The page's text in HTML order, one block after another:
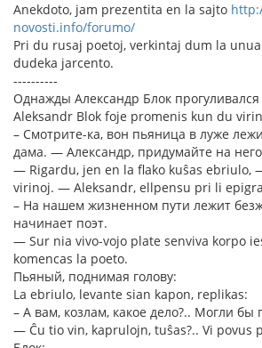
Anekdoto, jam prezentita en la sajto
novosti.info/forumo/
Pri du rusaj poetoj, verkintaj dum la
dudeka jarcento.
----------
Однажды Александр Блок
Aleksandr Blok foje promenis kun du
– Смотрите-ка, вон пьяница в луже
дама. — Александр, придумайте на
— Rigardu, jen en la flako kuŝas ebriulo,
virinoj. — Aleksandr, ellpensu pri li
– На нашем жизненном пути лежит
начинает поэт.
— Sur nia vivo-vojo plate senviva korpo
komencas la poeto.
Пьяный, поднимая голову:
La ebriulo, levante sian kapon, replikas:
– А вам, козлам, какое дело?.. Могли бы
— Ĉu tio vin, kaprulojn, tuŝas?.. Vi povus